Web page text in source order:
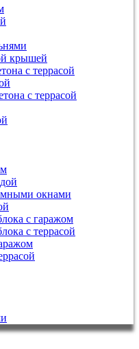
крышей
с террасой
с террасой
окнами
с гаражом
с террасой